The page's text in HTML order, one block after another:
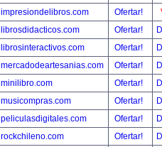
impresiondelibros.com
Ofertar!
librosdidacticos.com
Ofertar!
librosinteractivos.com
Ofertar!
mercadodeartesanias.com
Ofertar!
minilibro.com
Ofertar!
musicompras.com
Ofertar!
peliculasdigitales.com
Ofertar!
rockchileno.com
Ofertar!